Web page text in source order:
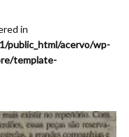
in
public_html/acervo/wp-
template-